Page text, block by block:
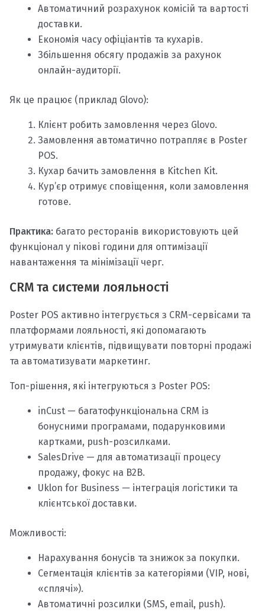
Автоматичний розрахунок комісій та вартості
доставки.
Економія часу офіціантів та кухарів.
Збільшення обсягу продажів за рахунок
онлайн-аудиторії.
Як це працює (приклад Glovo):
Клієнт робить замовлення через Glovo.
Замовлення автоматично потрапляє в Poster
POS.
Кухар бачить замовлення в Kitchen Kit.
Кур’єр отримує сповіщення, коли замовлення
готове.
Практика: багато ресторанів використовують цей
функціонал у пікові години для оптимізації
навантаження та мінімізації черг.
CRM та системи лояльності
Poster POS активно інтегрується з CRM-сервісами та
платформами лояльності, які допомагають
утримувати клієнтів, підвищувати повторні продажі
та автоматизувати маркетинг.
Топ-рішення, які інтегруються з Poster POS:
inCust — багатофункціональна CRM із
бонусними програмами, подарунковими
картками, push-розсилками.
SalesDrive — для автоматизації процесу
продажу, фокус на B2B.
Uklon for Business — інтеграція логістики та
клієнтської доставки.
Можливості:
Нарахування бонусів та знижок за покупки.
Сегментація клієнтів за категоріями (VIP, нові,
«сплячі»).
Автоматичні розсилки (SMS, email, push).